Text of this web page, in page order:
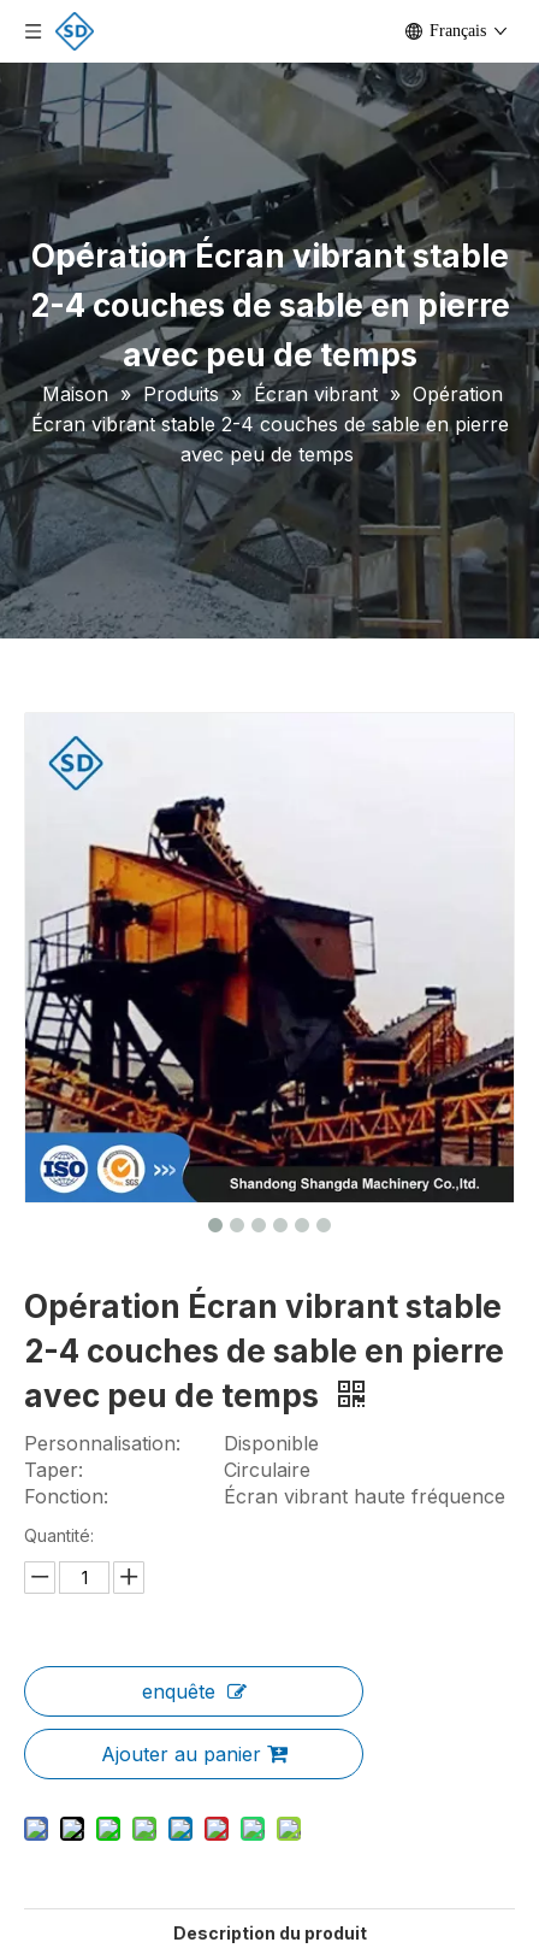
Français
Opération Écran vibrant stable
2-4 couches de sable en pierre
avec peu de temps
Maison » Produits » Écran vibrant » Opération
Écran vibrant stable 2-4 couches de sable en pierre
avec peu de temps
Opération Écran vibrant stable
2-4 couches de sable en pierre
avec peu de temps
Personnalisation:
Disponible
Taper:
Circulaire
Fonction:
Écran vibrant haute fréquence
Quantité:
enquête
Ajouter au panier
Description du produit